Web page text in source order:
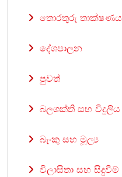
තොරතුරු තාක්ෂණය
දේශපාලන
පුවත්
බලශක්ති සහ විදුලිය
බැංකු සහ මූල්‍ය
විලාසිතා සහ සිදුවීම්